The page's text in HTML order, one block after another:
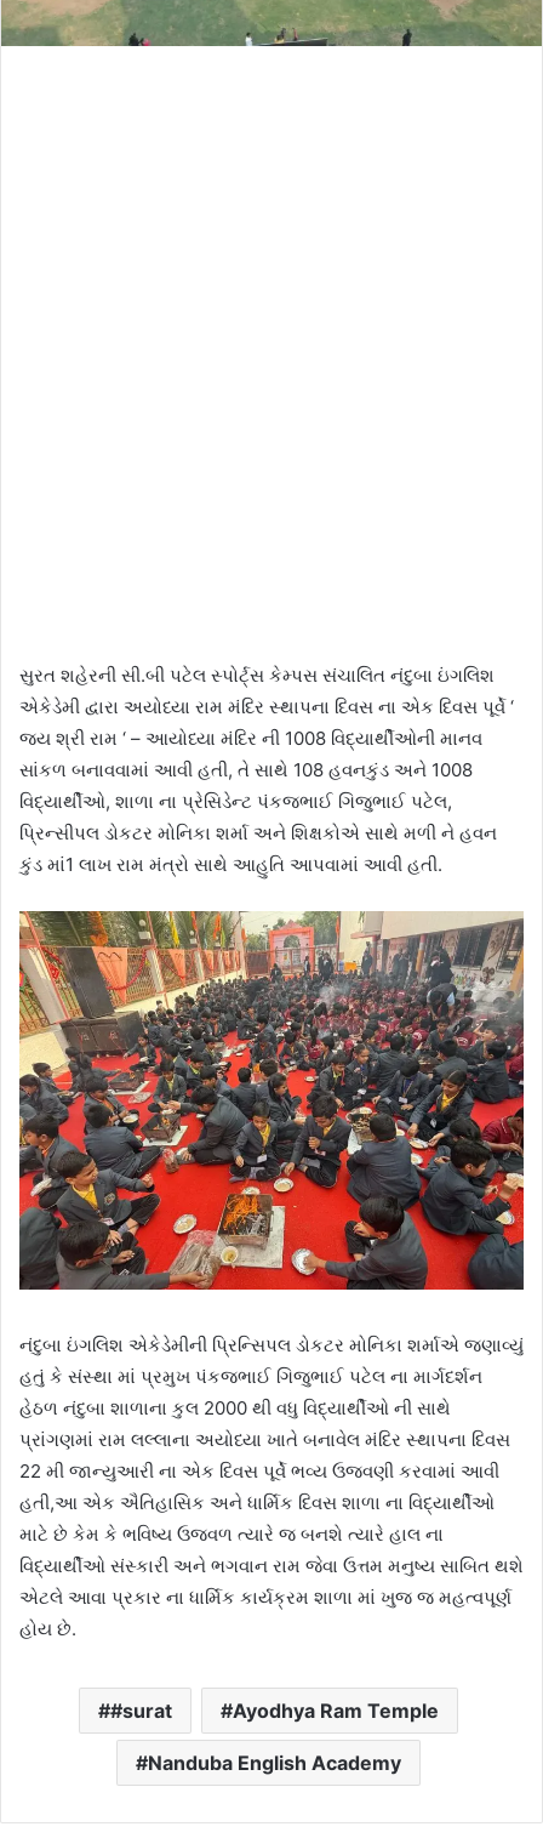
સુરત શહેરની સી.બી પટેલ સ્પોર્ટ્સ કેમ્પસ સંચાલિત નંદુબા ઇંગલિશ
એકેડેમી દ્વારા અયોધ્યા રામ મંદિર સ્થાપના દિવસ ના એક દિવસ પૂર્વે ‘
જય શ્રી રામ ‘ – આયોધ્યા મંદિર ની 1008 વિદ્યાર્થીઓની માનવ
સાંકળ બનાવવામાં આવી હતી, તે સાથે 108 હવનકુંડ અને 1008
વિદ્યાર્થીઓ, શાળા ના પ્રેસિડેન્ટ પંકજભાઈ ગિજુભાઈ પટેલ,
પ્રિન્સીપલ ડોકટર મોનિકા શર્મા અને શિક્ષકોએ સાથે મળી ને હવન
કુંડ માં1 લાખ રામ મંત્રો સાથે આહુતિ આપવામાં આવી હતી.
નંદુબા ઇંગલિશ એકેડેમીની પ્રિન્સિપલ ડોકટર મોનિકા શર્માએ જણાવ્યું
હતું કે સંસ્થા માં પ્રમુખ પંકજભાઈ ગિજુભાઈ પટેલ ના માર્ગદર્શન
હેઠળ નંદુબા શાળાના કુલ 2000 થી વધુ વિદ્યાર્થીઓ ની સાથે
પ્રાંગણમાં રામ લલ્લાના અયોધ્યા ખાતે બનાવેલ મંદિર સ્થાપના દિવસ
22 મી જાન્યુઆરી ના એક દિવસ પૂર્વે ભવ્ય ઉજવણી કરવામાં આવી
હતી,આ એક ઐતિહાસિક અને ધાર્મિક દિવસ શાળા ના વિદ્યાર્થીઓ
માટે છે કેમ કે ભવિષ્ય ઉજ્વળ ત્યારે જ બનશે ત્યારે હાલ ના
વિદ્યાર્થીઓ સંસ્કારી અને ભગવાન રામ જેવા ઉત્તમ મનુષ્ય સાબિત થશે
એટલે આવા પ્રકાર ના ધાર્મિક કાર્યક્રમ શાળા માં ખુજ જ મહત્વપૂર્ણ
હોય છે.
#surat Ayodhya Ram Temple
Nanduba English Academy